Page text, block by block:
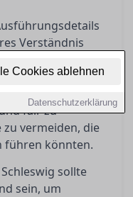
Cookies ablehnen
Datenschutzerklärung
Verständnis
um die beste
In diesem Artikel
fair zu
vermeiden, die
führen könnten.
sollte
sein, um